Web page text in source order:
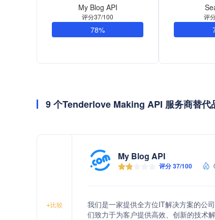
My Blog API
评分37/100
78%
评
9 个Tenderlove Making API 服务商替代
+比较
My Blog API
评分 37/100
我们是一家提供全方位IT解决方案的公
们致力于为客户提供高效、创新的技术